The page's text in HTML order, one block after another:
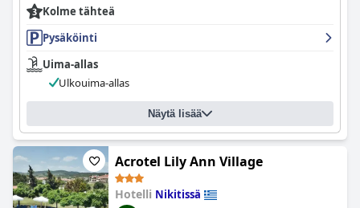
Kolme tähteä
Pysäköinti
Uima-allas
Ulkouima-allas
Näytä lisää
Acrotel Lily Ann Village
Hotelli Nikitissä